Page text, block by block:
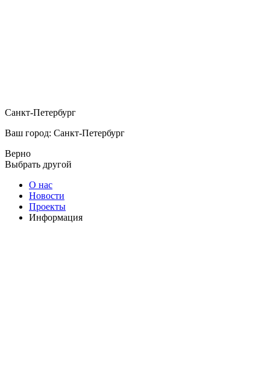
Санкт-Петербург
Ваш город: Санкт-Петербург
Верно
Выбрать другой
О нас
Новости
Проекты
Информация